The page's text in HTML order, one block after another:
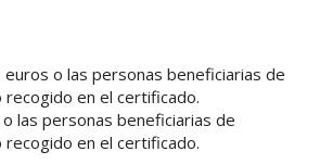
euros o las personas beneficiarias de
recogido en el certificado.
las personas beneficiarias de
recogido en el certificado.